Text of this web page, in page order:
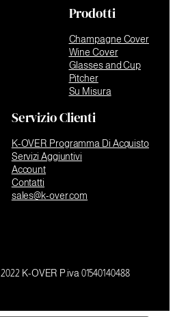
Prodotti
Champagne Cover
Wine Cover
Glasses and Cup
Pitcher
Su Misura
Servizio Clienti
K-OVER Programma Di Acquisto
Servizi Aggiuntivi
Account
Contatti
sales@k-over.com
K-OVER P.iva 01540140488